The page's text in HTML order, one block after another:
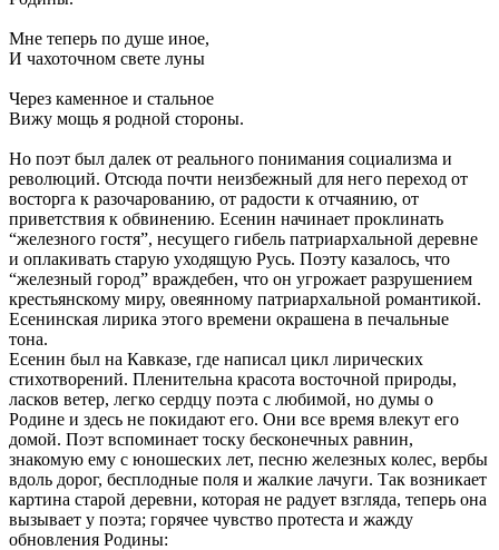
Мне теперь по душе иное,
И чахоточном свете луны
Через каменное и стальное
Вижу мощь я родной стороны.
Но поэт был далек от реального понимания социализма и
революций. Отсюда почти неизбежный для него переход от
восторга к разочарованию, от радости к отчаянию, от
приветствия к обвинению. Есенин начинает проклинать
“железного гостя”, несущего гибель патриархальной деревне
и оплакивать старую уходящую Русь. Поэту казалось, что
“железный город” враждебен, что он угрожает разрушением
крестьянскому миру, овеянному патриархальной романтикой.
Есенинская лирика этого времени окрашена в печальные
тона.
Есенин был на Кавказе, где написал цикл лирических
стихотворений. Пленительна красота восточной природы,
ласков ветер, легко сердцу поэта с любимой, но думы о
Родине и здесь не покидают его. Они все время влекут его
домой. Поэт вспоминает тоску бесконечных равнин,
знакомую ему с юношеских лет, песню железных колес, вербы
вдоль дорог, бесплодные поля и жалкие лачуги. Так возникает
картина старой деревни, которая не радует взгляда, теперь она
вызывает у поэта; горячее чувство протеста и жажду
обновления Родины: